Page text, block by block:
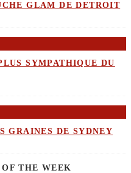
GLAM DE DETROIT
SYMPATHIQUE DU
GRAINES DE SYDNEY
THE WEEK